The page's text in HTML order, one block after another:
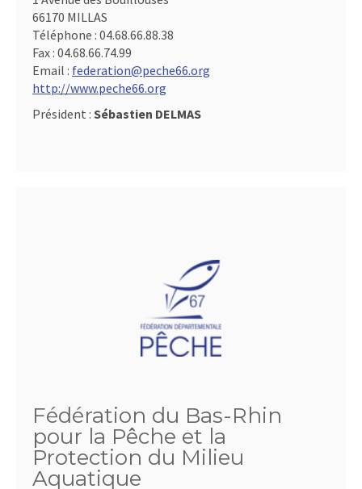
66170 MILLAS
Téléphone : 04.68.66.88.38
Fax : 04.68.66.74.99
Email : federation@peche66.org
http://www.peche66.org
Président : Sébastien DELMAS
Fédération du Bas-Rhin
pour la Pêche et la
Protection du Milieu
Aquatique